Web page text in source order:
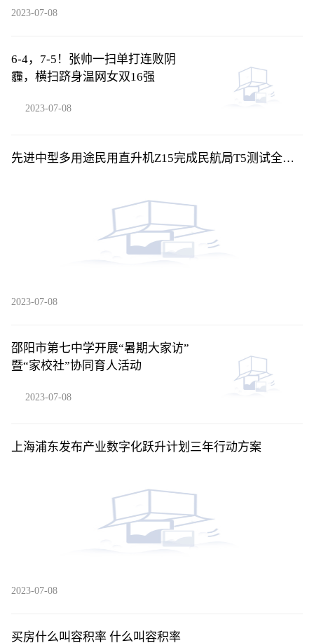
2023-07-08
6-4，7-5！张帅一扫单打连败阴
霾，横扫跻身温网女双16强
2023-07-08
先进中型多用途民用直升机Z15完成民航局T5测试全部
2023-07-08
邵阳市第七中学开展“暑期大家访”
暨“家校社”协同育人活动
2023-07-08
上海浦东发布产业数字化跃升计划三年行动方案
2023-07-08
买房什么叫容积率 什么叫容积率